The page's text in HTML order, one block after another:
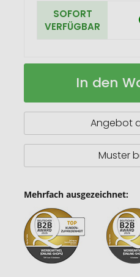
SOFORT
VERFÜGBAR
Ralpex
Kugelschreiber
Auf
In den
Angebot
Muster
Mehrfach ausgezeichnet: